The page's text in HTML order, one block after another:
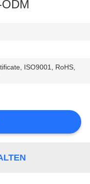
ISO9001, RoHS,